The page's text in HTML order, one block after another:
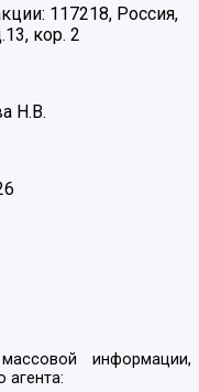
117218, Россия,
кор. 2
Н.В.
информации,
агента: